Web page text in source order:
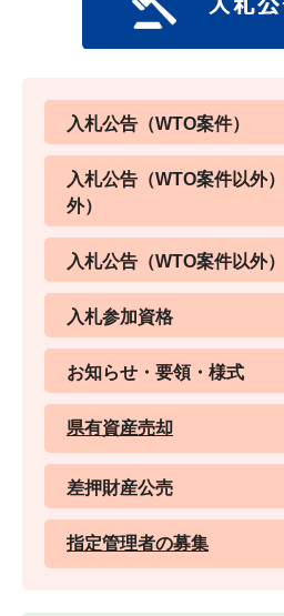
入札公告（WTO案件）
入札公告（WTO案件以外
外）
入札公告（WTO案件以外
入札参加資格
お知らせ・要領・様式
県有資産売却
差押財産公売
指定管理者の募集